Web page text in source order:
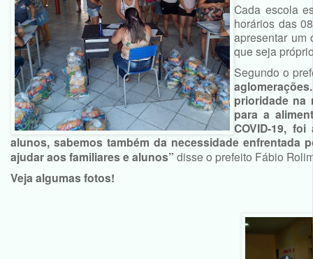
Cada escola
horários das
apresentar um
que seja
Segundo o
prioridade na
para a
COVID-19,
alunos, sabemos também da necessidade
ajudar aos familiares e alunos” disse o prefeito Fábio
Veja algumas fotos!